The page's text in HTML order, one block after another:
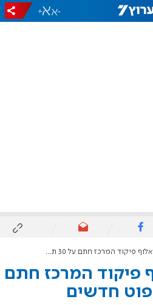
-
+
המרכז חתם על 30 תחומי שיפוט חדשים
פיקוד המרכז חתם